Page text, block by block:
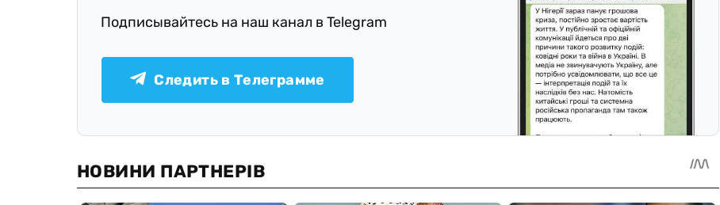
Подписывайтесь на наш канал в Telegram
Следить в Телеграмме